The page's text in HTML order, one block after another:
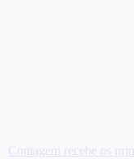
Contagem recebe os